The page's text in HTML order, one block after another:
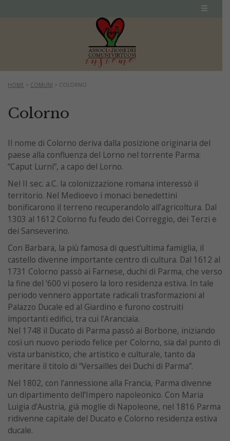
HOME > COMUNI > COLORNO
Colorno
Il nome di Colorno deriva dalla posizione originaria del
paese alla confluenza del Lorno nel torrente Parma:
“Caput Lurni”, a capo del Lorno.
Nel II sec. a.C. la colonizzazione romana interessò il
territorio. Nel Medioevo i monaci benedettini
bonificarono il terreno recuperandolo all’agricoltura. Dal
1303 al 1612 Colorno fu feudo dei Correggio, dei Terzi e
dei Sanseverino.
Con Barbara, la più famosa di quest’ultima famiglia, il
castello divenne importante centro di cultura. Dal 1612 al
1731 Colorno passò ai Farnese, duchi di Parma, che verso
la fine del ‘600 vi posero la loro residenza estiva. In tale
periodo vennero apportate radicali trasformazioni al
Palazzo Ducale ed al Giardino e furono costruiti
importanti edifici, tra cui l’Aranciaia.
Nel 1748 il Ducato di Parma passò ai Borbone, iniziando
così un nuovo periodo felice per Colorno, sia dal punto di
vista urbanistico, che artistico e culturale, tanto da
meritare il titolo di “Versailles dei Duchi di Parma”.
Nel 1802, con l’annessione alla Francia, Parma divenne
un dipartimento dell’Impero napoleonico. Con Maria
Luigia d’Austria, già moglie di Napoleone, nel 1816 Parma
ridivenne capitale del Ducato e Colorno residenza estiva
ducale.